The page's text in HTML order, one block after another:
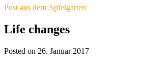
Post aus dem Apfelgarten
Life changes
Posted on 26. Januar 2017